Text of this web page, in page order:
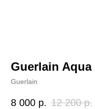
Guerlain
Guerlain
8 000 р. 12 200 р.